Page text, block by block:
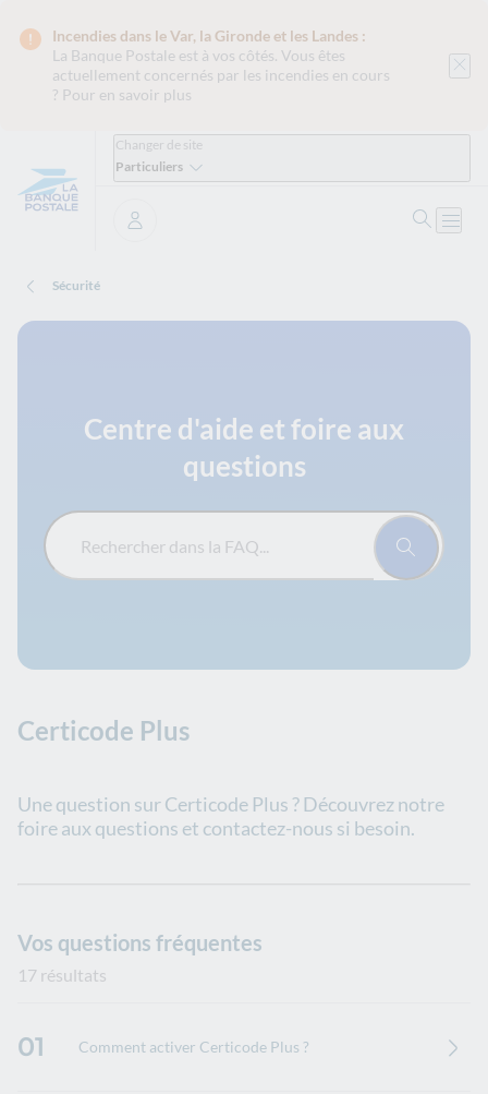
Incendies dans le Var, la Gironde et les Landes :
La Banque Postale est à vos côtés. Vous êtes
actuellement concernés par les incendies en cours
? Pour en savoir plus
Changer de site
Particuliers
Se connecter
Sécurité
Centre d'aide et foire aux
questions
Rechercher dans la FAQ...
Certicode Plus
Une question sur Certicode Plus ? Découvrez notre
foire aux questions et contactez-nous si besoin.
Vos questions fréquentes
17 résultats
01 Comment activer Certicode Plus ?